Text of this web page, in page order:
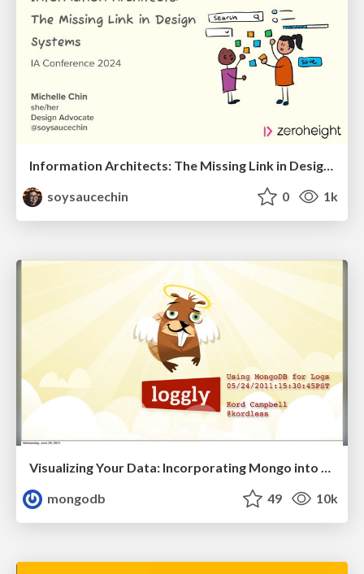
soysaucechin
0 1k
Visualizing Your Data: Incorporating Mongo into Loggly Infrastructure
mongodb
49 10k